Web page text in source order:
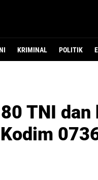
KRIMINAL POLITIK
TNI